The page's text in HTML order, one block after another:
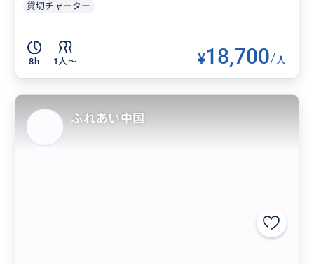
貸切チャーター
8h 1人〜 ¥18,700/人
ふれあい中国